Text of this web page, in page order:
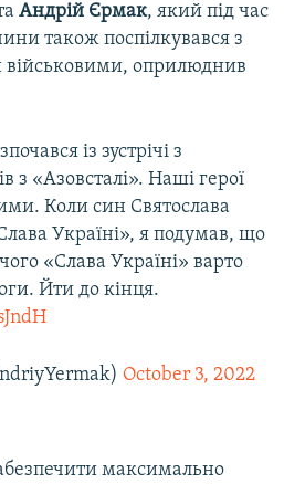
Андрій Єрмак, який під час
також поспілкувався з
військовими, оприлюднив
із зустрічі з
з «Азовсталі». Наші герої
Коли син Святослава
Україні», я подумав, що
«Слава Україні» варто
Йти до кінця.
October 3, 2022
максимально